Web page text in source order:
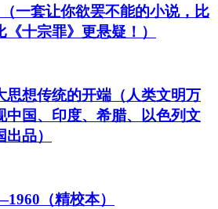
一套让你欲罢不能的小说，比
《十宗罪》更悬疑！）
思想传统的开端（人类文明万
中国、印度、希腊、以色列文
品）
（精校本）